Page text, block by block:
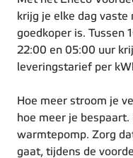
krijg je elke dag
goedkoper is. Tussen
22:00 en 05:00 uur
leveringstarief per
Hoe meer stroom je
hoe meer je
warmtepomp. Zorg
gaat, tijdens de